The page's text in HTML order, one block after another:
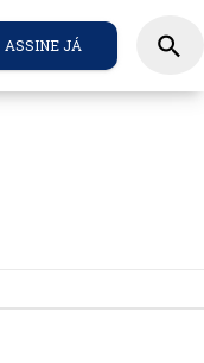
ASSINE JÁ search